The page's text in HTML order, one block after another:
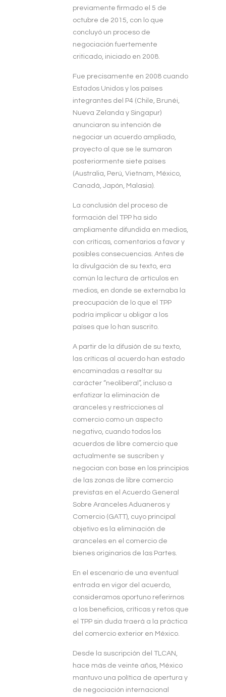
previamente firmado el 5 de
octubre de 2015, con lo que
concluyó un proceso de
negociación fuertemente
criticado, iniciado en 2008.
Fue precisamente en 2008 cuando
Estados Unidos y los países
integrantes del P4 (Chile, Brunéi,
Nueva Zelanda y Singapur)
anunciaron su intención de
negociar un acuerdo ampliado,
proyecto al que se le sumaron
posteriormente siete países
(Australia, Perú, Vietnam, México,
Canadá, Japón, Malasia).
La conclusión del proceso de
formación del TPP ha sido
ampliamente difundida en medios,
con críticas, comentarios a favor y
posibles consecuencias. Antes de
la divulgación de su texto, era
común la lectura de artículos en
medios, en donde se externaba la
preocupación de lo que el TPP
podría implicar u obligar a los
países que lo han suscrito.
A partir de la difusión de su texto,
las críticas al acuerdo han estado
encaminadas a resaltar su
carácter “neoliberal”, incluso a
enfatizar la eliminación de
aranceles y restricciones al
comercio como un aspecto
negativo, cuando todos los
acuerdos de libre comercio que
actualmente se suscriben y
negocian con base en los principios
de las zonas de libre comercio
previstas en el Acuerdo General
Sobre Aranceles Aduaneros y
Comercio (GATT), cuyo principal
objetivo es la eliminación de
aranceles en el comercio de
bienes originarios de las Partes.
En el escenario de una eventual
entrada en vigor del acuerdo,
consideramos oportuno referirnos
a los beneficios, críticas y retos que
el TPP sin duda traerá a la práctica
del comercio exterior en México.
Desde la suscripción del TLCAN,
hace más de veinte años, México
mantuvo una política de apertura y
de negociación internacional